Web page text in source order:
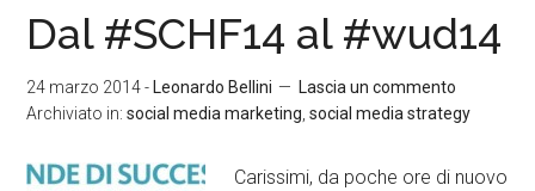
Dal #SCHF14 al #wud14
24 marzo 2014- Leonardo Bellini
Lascia un commento
Archiviato in:social media marketing ,social media strategy
Carissimi, da poche ore di nuovo